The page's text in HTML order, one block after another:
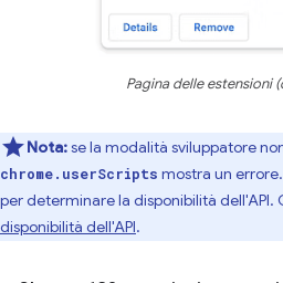
Pagina delle estensioni
Nota:se la modalità sviluppatore
chrome.userScripts mostra un
per determinare la disponibilità dell'API.
disponibilità dell'API.